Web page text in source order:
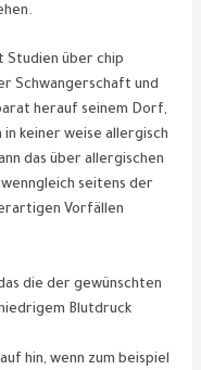
Studien über chip
Schwangerschaft und
herauf seinem Dorf,
keiner weise allergisch
das über allergischen
seitens der
Vorfällen
die der gewünschten
Blutdruck
hin, wenn zum beispiel